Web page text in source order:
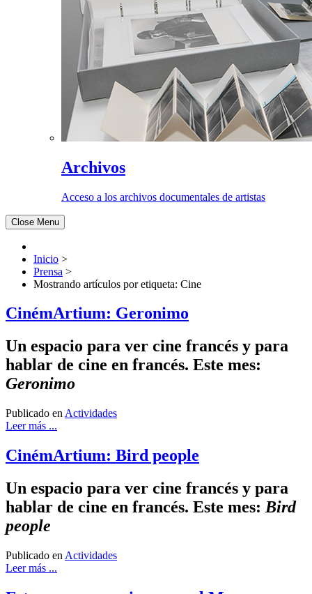
Archivos
Acceso a los archivos documentales de artistas
Close Menu
Inicio >
Prensa >
Mostrando artículos por etiqueta: Cine
CinémArtium: Geronimo
Un espacio para ver cine francés y para
hablar de cine en francés. Este mes:
Geronimo
Publicado en Actividades
Leer más ...
CinémArtium: Bird people
Un espacio para ver cine francés y para
hablar de cine en francés. Este mes: Bird
people
Publicado en Actividades
Leer más ...